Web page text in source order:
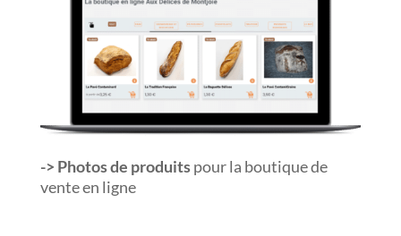
-> Photos de produitspour la boutique de
vente en ligne